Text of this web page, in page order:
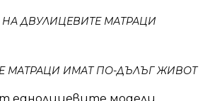
ДВУЛИЦЕВИТЕ МАТРАЦИ
МАТРАЦИ ИМАТ ПО-ДЪЛЪГ ЖИВОТ